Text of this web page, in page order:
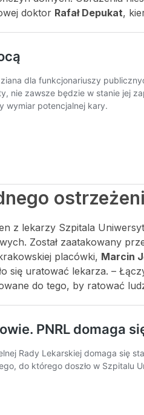
doktor Rafał Depukat,
z lekarzy Szpitala
Został zaatakowany
placówki, Marcin
się uratować lekarza. –
do tego, by ratować